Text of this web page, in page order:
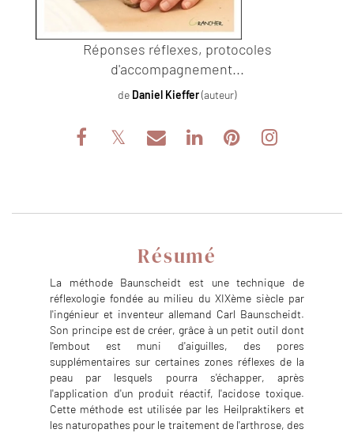
Réponses réflexes, protocoles
d'accompagnement...
de Daniel Kieffer(auteur)
Résumé
La méthode Baunscheidt est une technique de
réflexologie fondée au milieu du XIXème siècle par
l'ingénieur et inventeur allemand Carl Baunscheidt.
Son principe est de créer, grâce à un petit outil dont
l'embout est muni d'aiguilles, des pores
supplémentaires sur certaines zones réflexes de la
peau par lesquels pourra s'échapper, après
l'application d'un produit réactif, l'acidose toxique.
Cette méthode est utilisée par les Heilpraktikers et
les naturopathes pour le traitement de l'arthrose, des